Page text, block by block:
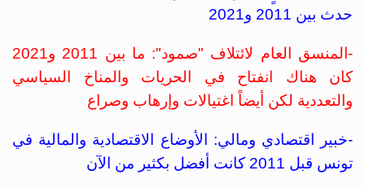
حدث بين 2011 و2021
-المنسق العام لائتلاف "صمود": ما بين 2011 و2021
كان هناك انفتاح في الحريات والمناخ السياسي
والتعددية لكن أيضاً اغتيالات وإرهاب وصراع
-خبير اقتصادي ومالي: الأوضاع الاقتصادية والمالية في
تونس قبل 2011 كانت أفضل بكثير من الآن